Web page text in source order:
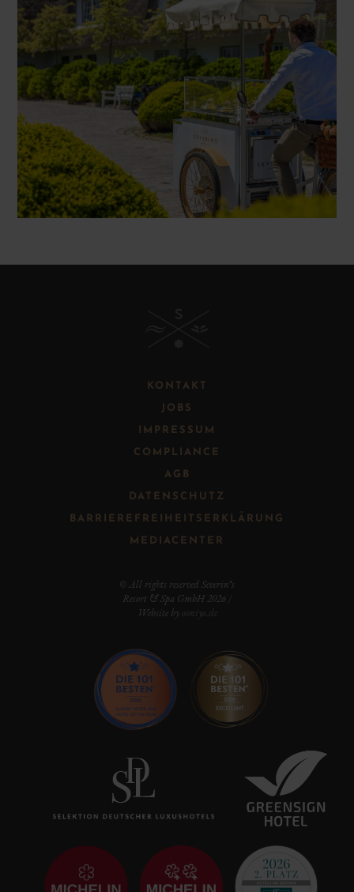
KONTAKT
JOBS
IMPRESSUM
COMPLIANCE
AGB
DATENSCHUTZ
BARRIEREFREIHEITSERKLÄRUNG
MEDIACENTER
© All rights reserved Severin*s
Resort & Spa GmbH 2026 /
Website by
ooniyo.de